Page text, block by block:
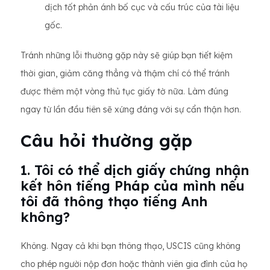
dịch tốt phản ánh bố cục và cấu trúc của tài liệu
gốc.
Tránh những lỗi thường gặp này sẽ giúp bạn tiết kiệm
thời gian, giảm căng thẳng và thậm chí có thể tránh
được thêm một vòng thủ tục giấy tờ nữa. Làm đúng
ngay từ lần đầu tiên sẽ xứng đáng với sự cẩn thận hơn.
Câu hỏi thường gặp
1. Tôi có thể dịch giấy chứng nhận
kết hôn tiếng Pháp của mình nếu
tôi đã thông thạo tiếng Anh
không?
Không. Ngay cả khi bạn thông thạo, USCIS cũng không
cho phép người nộp đơn hoặc thành viên gia đình của họ